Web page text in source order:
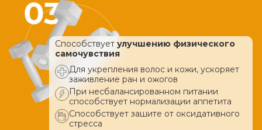
Способствует улучшению физического
самочувствия
Для укрепления волос и кожи, ускоряет
заживление ран и ожогов
При несбалансированном питании
способствует нормализации аппетита
Способствует зашите от оксидативного
стресса